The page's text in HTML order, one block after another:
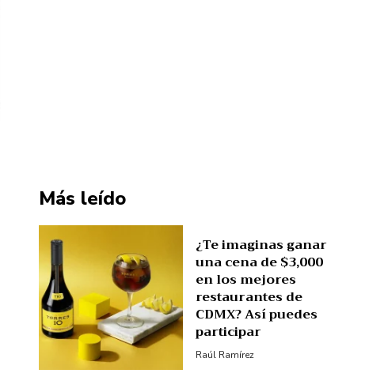
Más leído
¿Te imaginas ganar
una cena de $3,000
en los mejores
restaurantes de
CDMX? Así puedes
participar
Raúl Ramírez